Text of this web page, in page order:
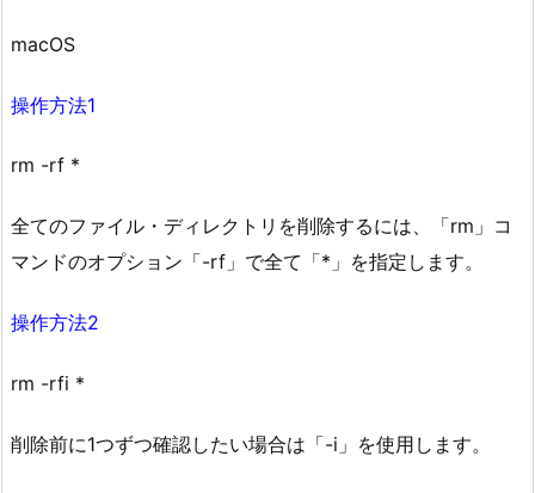
macOS
操作方法1
rm -rf *
全てのファイル・ディレクトリを削除するには、「rm」コ
マンドのオプション「-rf」で全て「*」を指定します。
操作方法2
rm -rfi *
削除前に1つずつ確認したい場合は「-i」を使用します。